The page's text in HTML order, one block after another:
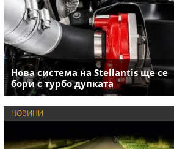
Нова система на Stellantis ще се
бори с турбо дупката
НОВИНИ